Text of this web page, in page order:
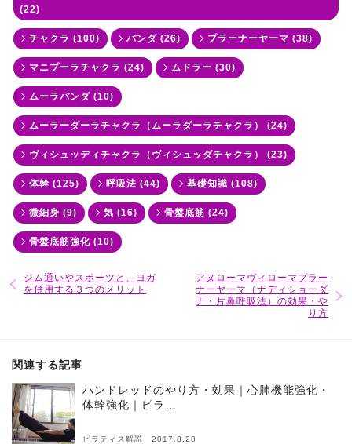
(22)
チャクラ (100) バンダ (26) プラーナーヤーマ (38)
マニプーラチャクラ (24) ムドラー (30)
ムーラバンダ (10)
ムーラーダーラチャクラ（ムーラダーラチャクラ） (24)
ヴィシュッディチャクラ（ヴィシュッダチャクラ） (23)
体幹 (125) 呼吸法 (44) 基礎知識 (108)
微細身 (9) 気 (16) 骨盤底筋 (24)
骨盤底筋強化 (10)
ジム通いやスポーツと、ヨガ
を併用する３つのメリット
アヌローマヴィローマプラー
ナーヤーマ（ナディショーダ
ナ・片鼻呼吸法）の効果・や
り方
関連する記事
ハンドレッドのやり方・効果｜心肺機能強化・
体幹強化｜ピラ…
ピラティス解説 2017.8.28